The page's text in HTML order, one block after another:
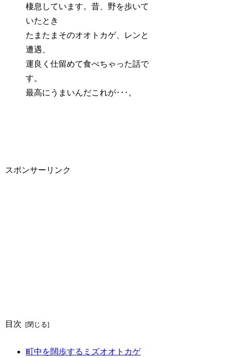
棲息しています。昔、野を歩いて
いたとき
たまたまそのオオトカゲ、レンと
遭遇、
運良く仕留めて食べちゃった話で
す。
最高にうまいんだこれが･･･。
スポンサーリンク
目次
町中を闊歩するミズオオトカゲ